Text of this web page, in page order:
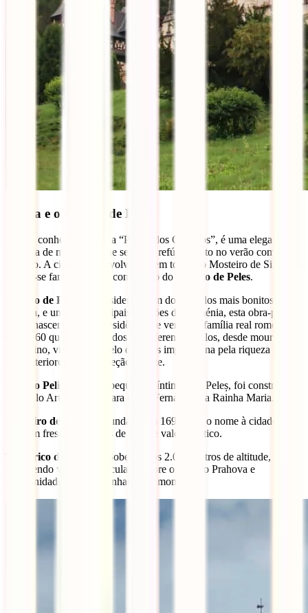
Sinaia e o Castelo de Peleș
Sinaia, conhecida como a “Pérola dos Cárpatos”, é uma elegante
estância de montanha que serve de refúgio tanto no verão como no
inverno. A cidade desenvolveu-se em torno do Mosteiro de Sinaia e
tornou-se famosa após a construção do
Castelo de Peles.
Castelo de Peleș
– Considerado um dos castelos mais bonitos da
Europa, e uma das principais atrações da Roménia, esta obra-prima
neo-renascentista foi a residência de verão da família real romena.
Com 160 quartos decorados em diferentes estilos, desde mourisco a
florentino, visitar o Castelo de Peles impressiona pela riqueza dos
seus interiores e pela coleção de arte.
Castelo Pelișor
– Mais pequeno e íntimo que Peleș, foi construído
em estilo Art Nouveau para o Rei Fernando e a Rainha Maria.
Mosteiro de Sinaia
– Fundado em 1695, deu o nome à cidade e
mantém frescos originais de grande valor artístico.
Teleférico de Sinaia
– Sobe até aos 2.000 metros de altitude,
oferecendo vistas espetaculares sobre o vale do Prahova e
oportunidades para caminhadas na montanha.